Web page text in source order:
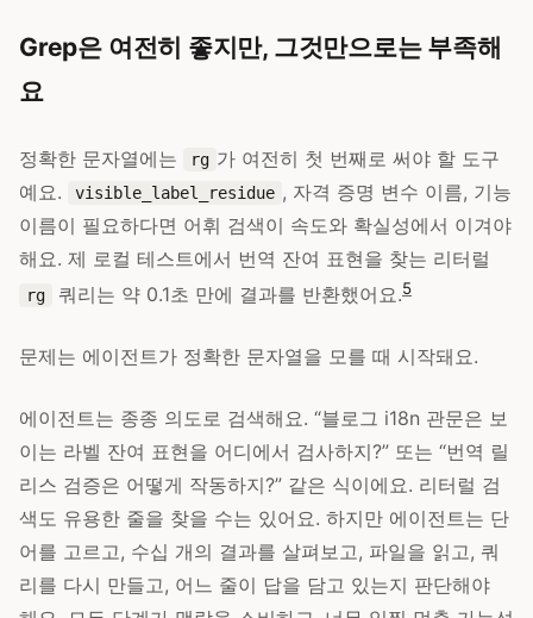
Grep은 여전히 좋지만, 그것만으로는 부족해
요
정확한 문자열에는 rg 가 여전히 첫 번째로 써야 할 도구
예요.
visible_label_residue , 자격 증명 변수 이름, 기능
이름이 필요하다면 어휘 검색이 속도와 확실성에서 이겨야
해요. 제 로컬 테스트에서 번역 잔여 표현을 찾는 리터럴
rg 쿼리는 약 0.1초 만에 결과를 반환했어요.5
문제는 에이전트가 정확한 문자열을 모를 때 시작돼요.
에이전트는 종종 의도로 검색해요. “블로그 i18n 관문은 보
이는 라벨 잔여 표현을 어디에서 검사하지?” 또는 “번역 릴
리스 검증은 어떻게 작동하지?” 같은 식이에요. 리터럴 검
색도 유용한 줄을 찾을 수는 있어요. 하지만 에이전트는 단
어를 고르고, 수십 개의 결과를 살펴보고, 파일을 읽고, 쿼
리를 다시 만들고, 어느 줄이 답을 담고 있는지 판단해야